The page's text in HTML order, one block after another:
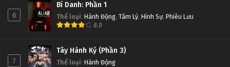
6
Bí Danh: Phần 1
Thể loại: Hành Động, Tâm Lý, Hình Sự, Phiêu Lưu
8.0
7
Tây Hành Kỷ (Phần 3)
Thể loại: Hành Động